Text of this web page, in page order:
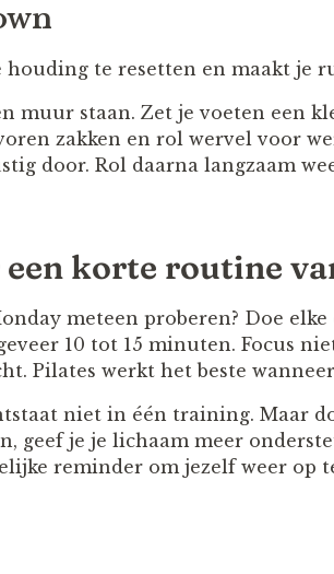
te resetten en maakt je
muur staan. Zet je voeten een
zakken en rol wervel voor
door. Rol daarna langzaam
een korte routine
meteen proberen? Doe
10 tot 15 minuten. Focus
Pilates werkt het beste
niet in één training. Maar
geef je je lichaam meer
reminder om jezelf weer op